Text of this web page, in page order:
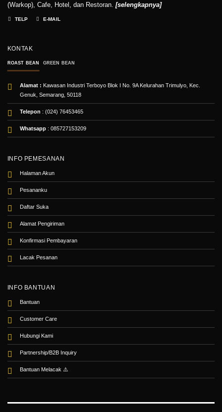
(Warkop), Cafe, Hotel, dan Restoran. [selengkapnya]
TELP E-MAIL
KONTAK
ROAST BEAN GREEN BEAN
Alamat : Kawasan Industri Terboyo Blok I No. 9A Kelurahan Trimulyo, Kec.
Genuk, Semarang, 50118
Telepon : (024) 76453465
Whatsapp: 085727153209
INFO PEMESANAN
Halaman Akun
Pesananku
Daftar Suka
Alamat Pengiriman
Konfirmasi Pembayaran
Lacak Pesanan
INFO BANTUAN
Bantuan
Customer Care
Hubungi Kami
Partnership/B2B Inquiry
Bantuan Melacak